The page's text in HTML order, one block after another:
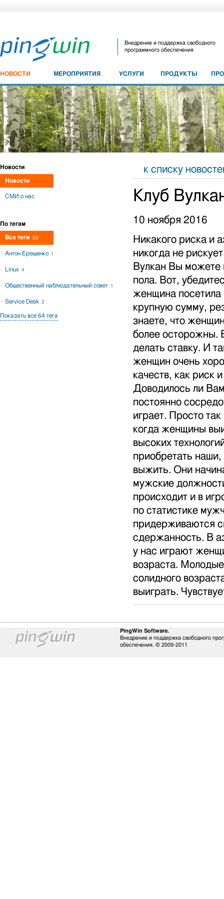
Внедрение и поддержка свободного
программного обеспечения
НОВОСТИ МЕРОПРИЯТИЯ УСЛУГИ ПРОДУКТЫ
к списку
Клуб
10 ноября 2016
Никакого риска и
никогда не
Вулкан Вы можете
пола. Вот,
женщина посетила
крупную сумму,
знаете, что
более осторожны.
делать ставку. И
женщин очень
качеств, как риск
Доводилось ли
постоянно
играет. Просто
когда женщины
высоких
приобретать
выжить. Они
мужские
происходит и в
по статистике
придерживаются
сдержанность. В
у нас играют
возраста.
солидного
выиграть.
Новости
Новости
СМИ о нас
По тегам
Все теги 50
Антон Ерещенко 1
Linux 4
Общественный наблюдательный совет 1
Service Desk 2
Показать все 64 тега
PingWin Software.
Внедрение и поддержка свободного
обеспечения. © 2009-2011